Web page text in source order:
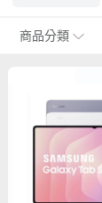
商品分類